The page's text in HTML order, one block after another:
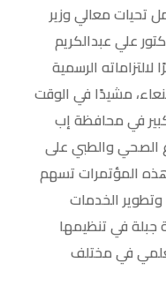
تحيات معالي وزير
علي عبدالكريم
الرسمية
مشيدًا في الوقت
في محافظة إب
الصحي والطبي على
المؤتمرات تسهم
الخدمات
جبلة في تنظيمها
في مختلف